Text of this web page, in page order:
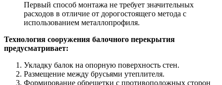
Первый способ монтажа не требует значительных
расходов в отличие от дорогостоящего метода с
использованием металлопрофиля.
Технология сооружения балочного перекрытия
предусматривает:
Укладку балок на опорную поверхность стен.
Размещение между брусьями утеплителя.
Формирование обрешетки с противоположных сторон